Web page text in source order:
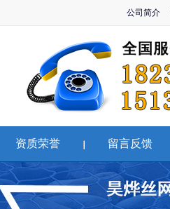
公司简介
资质荣誉 留言反馈